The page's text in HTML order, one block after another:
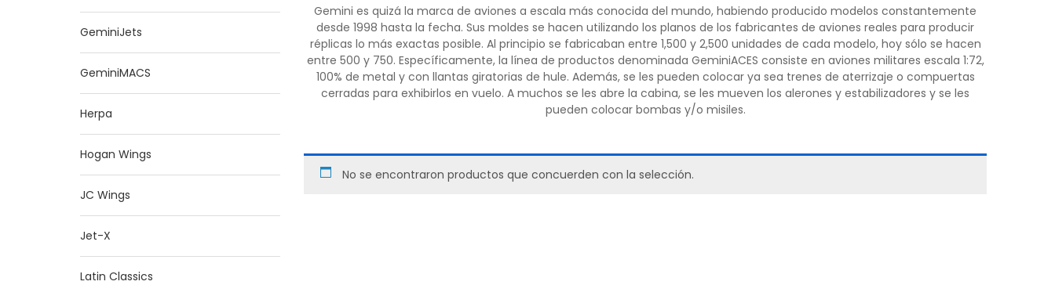
GeminiJets
GeminiMACS
Herpa
Hogan Wings
JC Wings
Jet-X
Latin Classics
Gemini es quizá la marca de aviones a escala más conocida del mundo, habiendo producido modelos constantemente
desde 1998 hasta la fecha. Sus moldes se hacen utilizando los planos de los fabricantes de aviones reales para producir
réplicas lo más exactas posible. Al principio se fabricaban entre 1,500 y 2,500 unidades de cada modelo, hoy sólo se hacen
entre 500 y 750. Específicamente, la línea de productos denominada GeminiACES consiste en aviones militares escala 1:72,
100% de metal y con llantas giratorias de hule. Además, se les pueden colocar ya sea trenes de aterrizaje o compuertas
cerradas para exhibirlos en vuelo. A muchos se les abre la cabina, se les mueven los alerones y estabilizadores y se les
pueden colocar bombas y/o misiles.
No se encontraron productos que concuerden con la selección.